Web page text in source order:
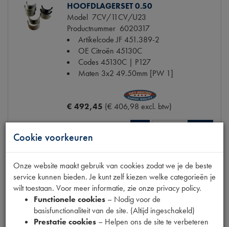
HOOFDLAGERSET 0.50
Model 7CV/11CV/U23
Productnummer 6020317
Artikelcode JF451.389-2
OE Citroën 45130C
Codes 45130C | P127
Maten 3x2 49.50mm [PW 1]
€ 492,45 (€ 406,98 excl. btw)
HOOFDLAGERSET 0.75
Model
7CV/11CV/U23
Productnummer
6020319
Artikelcode JF
451.389-3
Cookie voorkeuren
Onze website maakt gebruik van cookies zodat we je de beste
service kunnen bieden. Je kunt zelf kiezen welke categorieën je
wilt toestaan. Voor meer informatie, zie onze privacy policy.
Functionele cookies – Nodig voor de
basisfunctionaliteit van de site. (Altijd ingeschakeld)
Prestatie cookies – Helpen ons de site te verbeteren